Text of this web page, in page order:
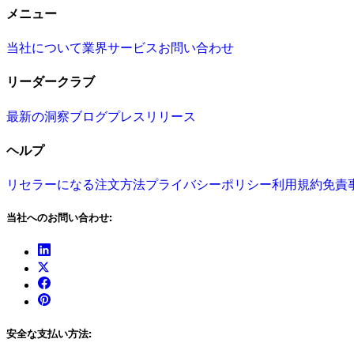
メニュー
当社について業界サービスお問い合わせ
リーダークラブ
最新の洞察ブログプレスリリース
ヘルプ
リセラーになる注文方法プライバシーポリシー利用規約免責
当社へのお問い合わせ:
安全な支払い方法: